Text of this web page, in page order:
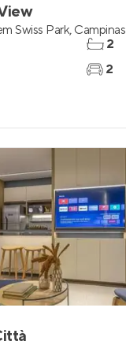
Swiss Park, Campinas
2
2